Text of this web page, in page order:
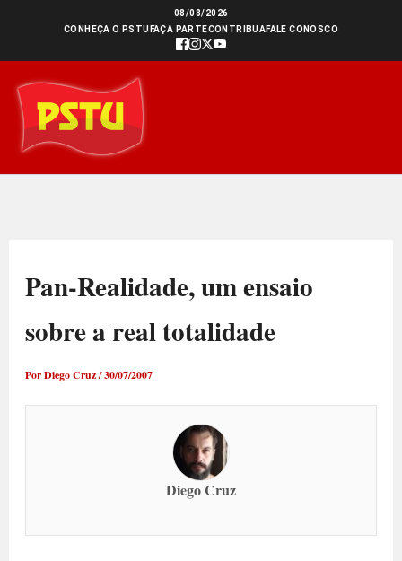
conteúdo
08/08/2026
CONHEÇA O PSTU FAÇA PARTECONTRIBUAFALE CONOSCO
Pan-Realidade, um ensaio
sobre a real totalidade
PorDiego Cruz/30/07/2007
Diego Cruz